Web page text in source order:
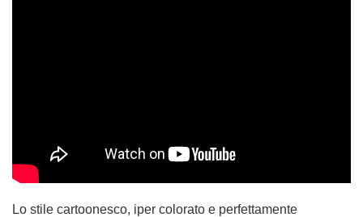
Lo stile cartoonesco, iper colorato e perfettamente